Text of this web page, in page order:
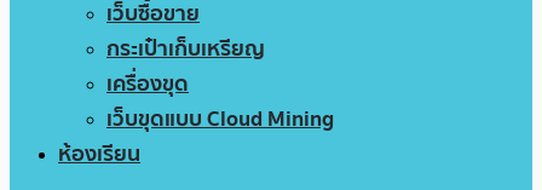
เว็บซื้อขาย
กระเป๋าเก็บเหรียญ
เครื่องขุด
เว็บขุดแบบ Cloud Mining
ห้องเรียน